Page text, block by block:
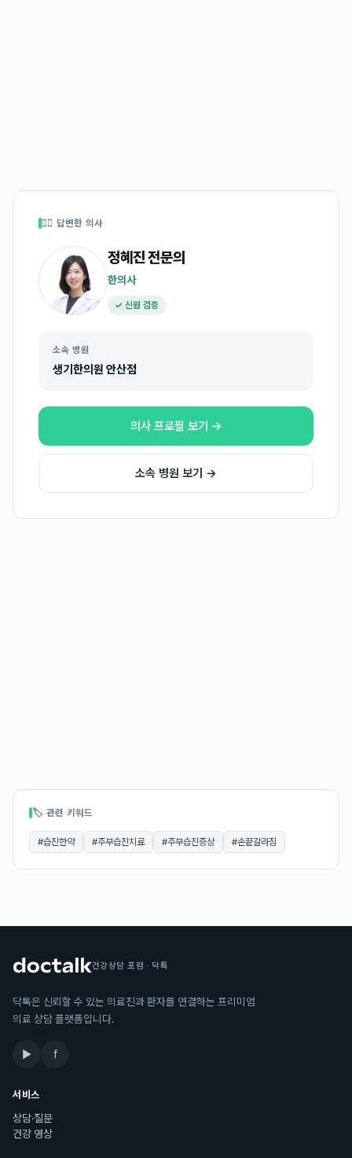
👩‍⚕️ 답변한 의사
정혜진전문의
한의사
✓ 신원 검증
소속 병원
생기한의원 안산점
의사 프로필 보기 →
소속 병원 보기 →
🏷 관련 키워드
#습진한약 #주부습진치료 #주부습진증상 #손끝갈라짐
건강상담 포럼 · 닥톡
닥톡은 신뢰할 수 있는 의료진과 환자를 연결하는 프리미엄
의료 상담 플랫폼입니다.
▶ f
서비스
상담·질문
건강 영상